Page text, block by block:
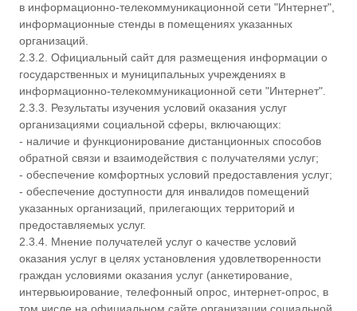
в информационно-телекоммуникационной сети "Интернет",
информационные стенды в помещениях указанных
организаций.
2.3.2. Официальный сайт для размещения информации о
государственных и муниципальных учреждениях в
информационно-телекоммуникационной сети "Интернет".
2.3.3. Результаты изучения условий оказания услуг
организациями социальной сферы, включающих:
- наличие и функционирование дистанционных способов
обратной связи и взаимодействия с получателями услуг;
- обеспечение комфортных условий предоставления услуг;
- обеспечение доступности для инвалидов помещений
указанных организаций, прилегающих территорий и
предоставляемых услуг.
2.3.4. Мнение получателей услуг о качестве условий
оказания услуг в целях установления удовлетворенности
граждан условиями оказания услуг (анкетирование,
интервьюирование, телефонный опрос, интернет-опрос, в